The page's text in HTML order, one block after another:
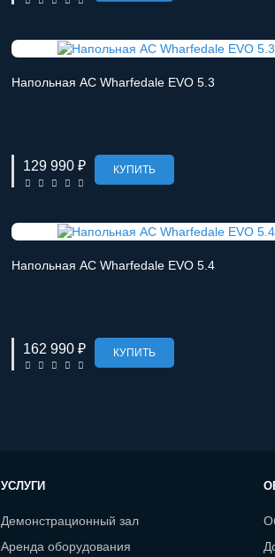
Напольная АС Wharfedale EVO 5.3
129 990 ₽ КУПИТЬ
Напольная АС Wharfedale EVO 5.4
162 990 ₽ КУПИТЬ
УСЛУГИ
Демонстрационный зал
Аренда оборудования